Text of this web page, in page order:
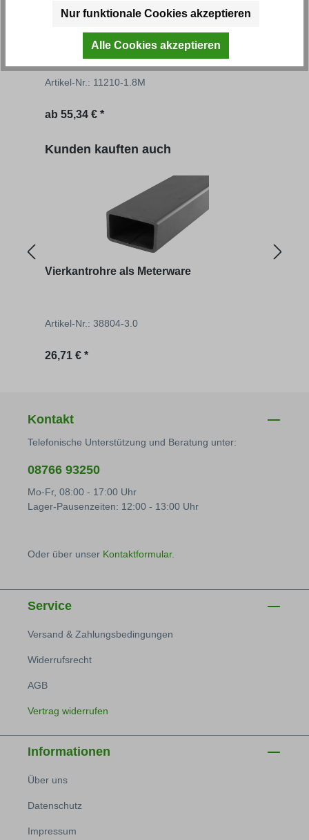
Grundbordwand Unimog VS
Artikel-Nr.: 11210-1.8M
Regulärer Preis:
ab 55,34 € *
Produktgalerie überspringen
Kunden kauften auch
Vierkantrohre als Meterware
Artikel-Nr.: 38804-3.0
Regulärer Preis:
26,71 € *
Kontakt
Telefonische Unterstützung und Beratung unter:
08766 93250
Mo-Fr, 08:00 - 17:00 Uhr
Lager-Pausenzeiten: 12:00 - 13:00 Uhr
Oder über unser Kontaktformular.
Service
Versand & Zahlungsbedingungen
Widerrufsrecht
AGB
Vertrag widerrufen
Informationen
Über uns
Datenschutz
Impressum
Nur funktionale Cookies akzeptieren
Alle Cookies akzeptieren